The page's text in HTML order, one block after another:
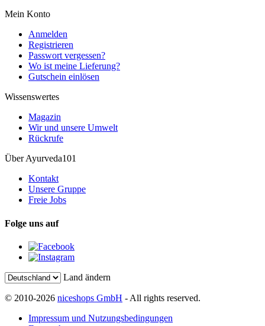
Mein Konto
Anmelden
Registrieren
Passwort vergessen?
Wo ist meine Lieferung?
Gutschein einlösen
Wissenswertes
Magazin
Wir und unsere Umwelt
Rückrufe
Über Ayurveda101
Kontakt
Unsere Gruppe
Freie Jobs
Folge uns auf
Land ändern
© 2010-2026 niceshops GmbH - All rights reserved.
Impressum und Nutzungsbedingungen